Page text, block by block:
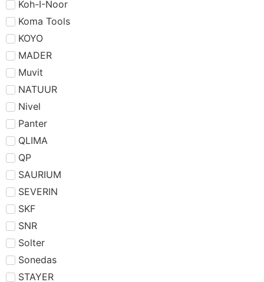
Koh-I-Noor
Koma Tools
KOYO
MADER
Muvit
NATUUR
Nivel
Panter
QLIMA
QP
SAURIUM
SEVERIN
SKF
SNR
Solter
Sonedas
STAYER